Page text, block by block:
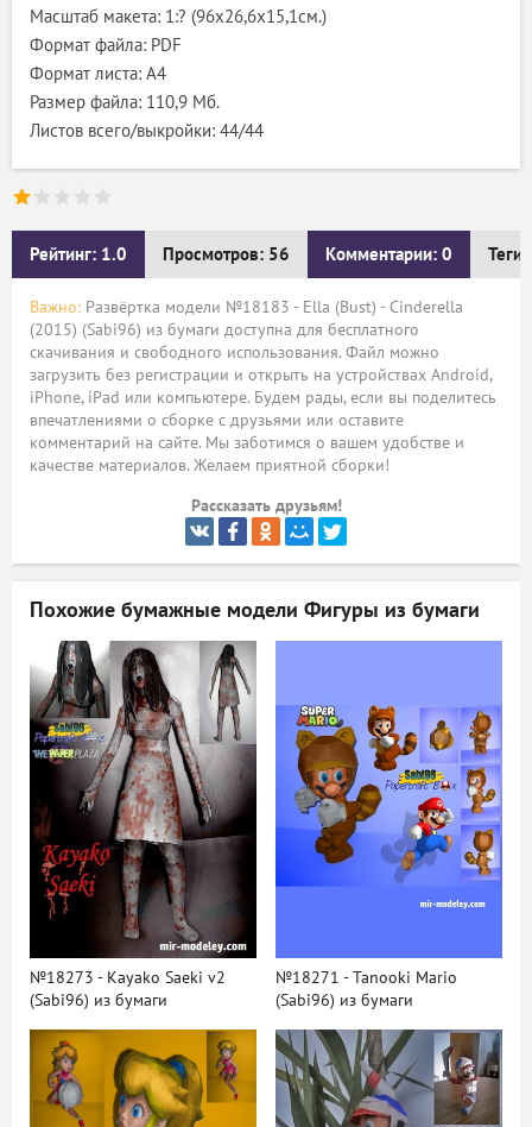
Масштаб макета: 1:? (96х26,6х15,1см.)
Формат файла: PDF
Формат листа: А4
Размер файла: 110,9 Мб.
Листов всего/выкройки: 44/44
Рейтинг: 1.0 Просмотров: 56 Комментарии: 0 Теги:
Важно: Развёртка модели №18183 - Ella (Bust) - Cinderella
(2015) (Sabi96) из бумаги доступна для бесплатного
скачивания и свободного использования. Файл можно
загрузить без регистрации и открыть на устройствах Android,
iPhone, iPad или компьютере. Будем рады, если вы поделитесь
впечатлениями о сборке с друзьями или оставите
комментарий на сайте. Мы заботимся о вашем удобстве и
качестве материалов. Желаем приятной сборки!
Рассказать друзьям!
Похожие бумажные модели Фигуры из бумаги
№18273 - Kayako Saeki v2
(Sabi96) из бумаги
№18271 - Tanooki Mario
(Sabi96) из бумаги